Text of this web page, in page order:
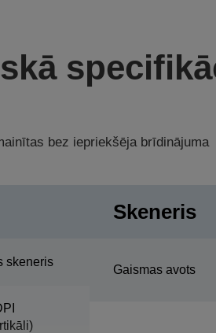
bez iepriekšēja brīdinājuma
skeneris
Skeneris
Gaismas avots